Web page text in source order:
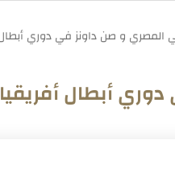
أبطال أفريقيا